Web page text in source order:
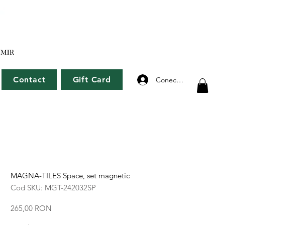
Contact Gift Card Conectează-te
MAGNA-TILES Space, set magnetic
Cod SKU: MGT-242032SP
265,00 RON